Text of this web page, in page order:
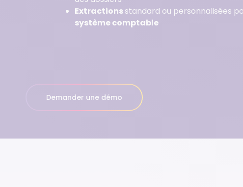
Extractionsstandard ou personnalisées
système comptable
Demander une démo